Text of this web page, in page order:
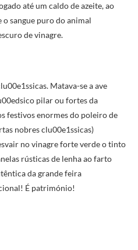
até um caldo de azeite, ao
sangue puro do animal
de vinagre.
Matava-se a ave
pilar ou fortes da
festivos enormes do poleiro de
nobres clu00e1ssicas)
no vinagre forte verde o tinto
rústicas de lenha ao farto
da grande feira
É património!